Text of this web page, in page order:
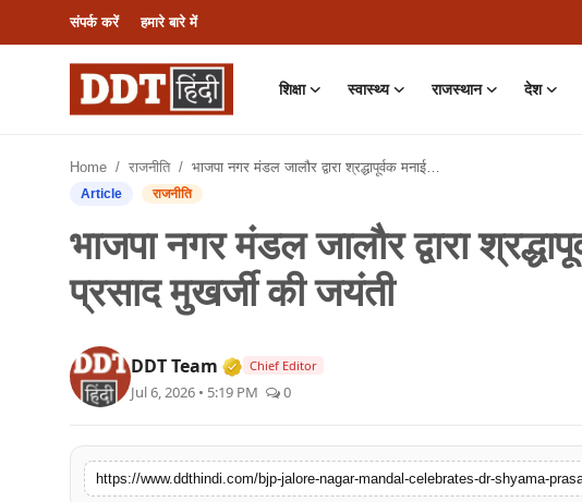
संपर्क करें हमारे बारे में
शिक्षा स्वास्थ्य राजस्थान देश
हमारे बारे में
राजस्थान
Home राजनीति भाजपा नगर मंडल जालौर द्वारा श्रद्धापूर्वक मनाई गई डॉ. श्यामा प्रसाद मुखर्जी की जयंती
Article राजनीति
भाजपा नगर मंडल जालौर द्वारा
प्रसाद मुखर्जी की जयंती
DDT Team Verified Media or Organization • 01 Aug,
Chief Editor
Jul 6, 2026 • 5:19 PM 0
https://www.ddthindi.com/bjp-jalore-nagar-mandal-celebrates-dr-shyama-